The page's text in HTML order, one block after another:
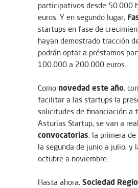
participativos desde 50.000
euros. Y en segundo lugar,
startups en fase de
hayan demostrado tracción
podrán optar a préstamos
100.000 a 200.000 euros.
Como novedad este año,
facilitar a las startups la
solicitudes de financiación a
Asturias Startup, se van a
convocatorias: la primera
la segunda de junio a julio, y
octubre a noviembre.
Hasta ahora, Sociedad